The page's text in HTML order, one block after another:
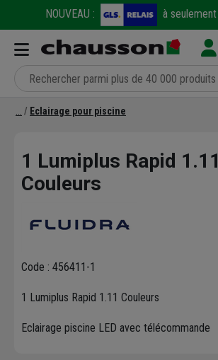
NOUVEAU : à seulement
Eclairage pour piscine
1 Lumiplus Rapid 1.11
Couleurs
Code : 456411-1
1 Lumiplus Rapid 1.11 Couleurs
Eclairage piscine LED avec télécommande